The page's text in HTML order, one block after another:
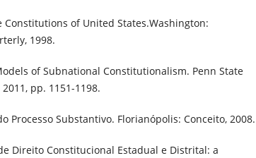
Constitutions of United States.Washington:
1998.
of Subnational Constitutionalism. Penn State
2011, pp. 1151-1198.
Processo Substantivo. Florianópolis: Conceito, 2008.
Direito Constitucional Estadual e Distrital: a